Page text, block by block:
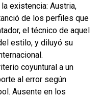
existencia: Austria,
de los perfiles que
el técnico de aquel
estilo, y diluyó su
coyuntural a un
al error según
Ausente en los